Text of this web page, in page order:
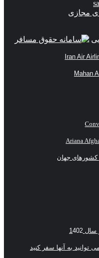
کشورهای جهان
1
402
توانید به آنها سفر کنید